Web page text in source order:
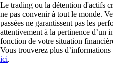
Le trading ou la détention d'actifs
ne pas convenir à tout le monde.
passées ne garantissent pas les
attentivement à la pertinence d’un
fonction de votre situation
Vous trouverez plus
ici.